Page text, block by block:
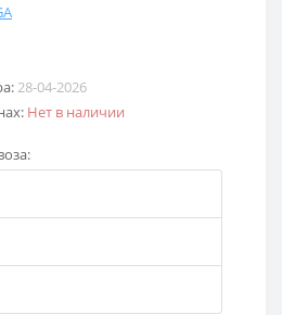
28-04-2026
Нет в наличии